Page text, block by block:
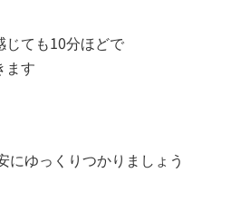
じても10分ほどで
ます
にゆっくりつかりましょう